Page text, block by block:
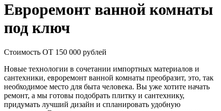
Евроремонт ванной комнаты
под ключ
Стоимость ОТ 150 000 рублей
Новые технологии в сочетании импортных материалов и
сантехники, евроремонт ванной комнаты преобразит, это, так
необходимое место для быта человека. Вы уже хотите начать
ремонт, а мы готовы подобрать плитку и сантехнику,
придумать лучший дизайн и спланировать удобную